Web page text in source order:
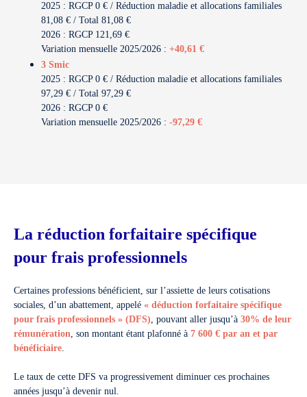
2025 : RGCP 0 € / Réduction maladie et allocations familiales
81,08 € / Total 81,08 €
2026 : RGCP 121,69 €
Variation mensuelle 2025/2026 : +40,61 €
3 Smic
2025 : RGCP 0 € / Réduction maladie et allocations familiales
97,29 € / Total 97,29 €
2026 : RGCP 0 €
Variation mensuelle 2025/2026 : -97,29 €
La réduction forfaitaire spécifique
pour frais professionnels
Certaines professions bénéficient, sur l’assiette de leurs cotisations
sociales, d’un abattement, appelé « déduction forfaitaire spécifique
pour frais professionnels » (DFS), pouvant aller jusqu’à 30% de leur
rémunération, son montant étant plafonné à 7 600 € par an et par
bénéficiaire.
Le taux de cette DFS va progressivement diminuer ces prochaines
années jusqu’à devenir nul.